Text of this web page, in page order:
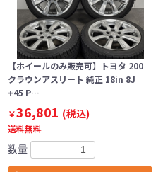
【ホイールのみ販売可】トヨタ 200
クラウンアスリート 純正 18in 8J
+45 P…
￥36,801 (税込)
送料無料
数量